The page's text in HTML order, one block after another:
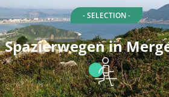
- SELECTION -
Spazierwegen in